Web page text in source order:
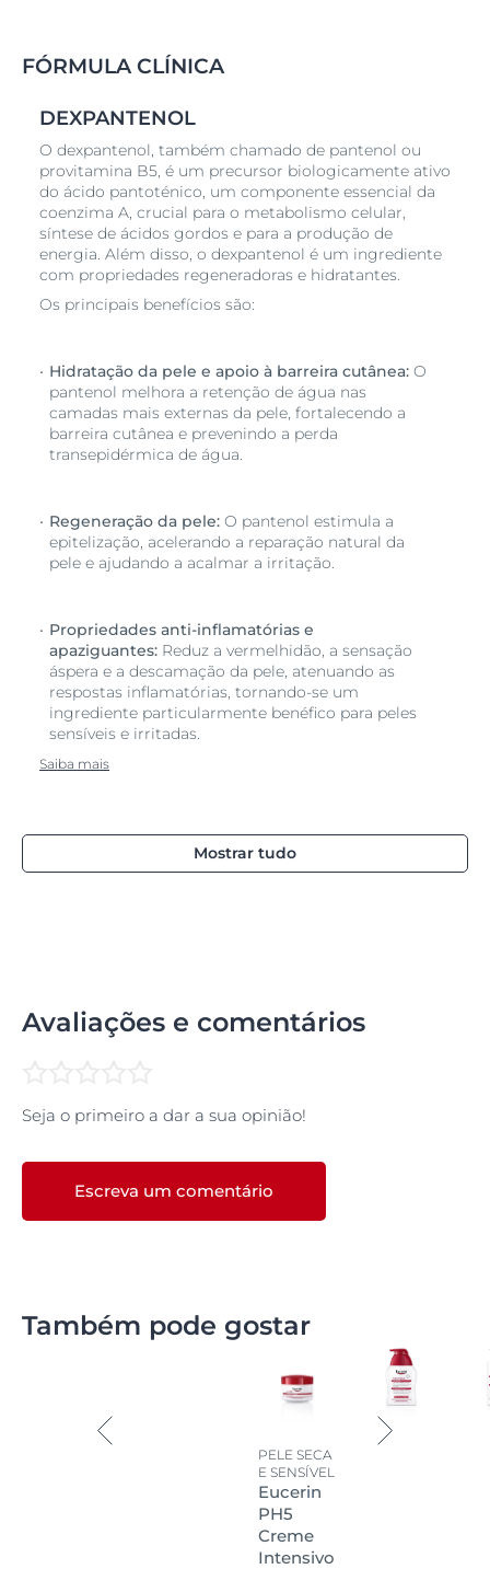
muito boaeficácia e tolerabilidade cutânea deste
cuidado de limpeza corporal
problemática.
FÓRMULA CLÍNICA
DEXPANTENOL
O dexpantenol, também chamado de pantenol ou
provitamina B5, é um precursor biologicamente ativo
do ácido pantoténico, um componente essencial da
coenzima A, crucial para o metabolismo celular,
síntese de ácidos gordos e para a produção de
energia. Além disso, o dexpantenol é um ingrediente
com propriedades regeneradoras e hidratantes.
Os principais benefícios são:
Hidratação da pele e apoio à barreira cutânea: O
pantenol melhora a retenção de água nas
camadas mais externas da pele, fortalecendo a
barreira cutânea e prevenindo a perda
transepidérmica de água.
Regeneração da pele: O pantenol estimula a
epitelização, acelerando a reparação natural da
pele e ajudando a acalmar a irritação.
Propriedades anti-inflamatórias e
apaziguantes: Reduz a vermelhidão, a sensação
áspera e a descamação da pele, atenuando as
respostas inflamatórias, tornando-se um
ingrediente particularmente benéfico para peles
sensíveis e irritadas.
Saiba mais
Mostrar tudo
Avaliações e comentários
Seja o primeiro a dar a sua opinião!
Escreva um comentário
Também pode gostar
PELE SECA
E SENSÍVEL
Eucerin
PH5
Creme
Intensivo